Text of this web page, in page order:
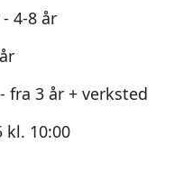
4-8 år
fra 3 år + verksted
kl. 10:00